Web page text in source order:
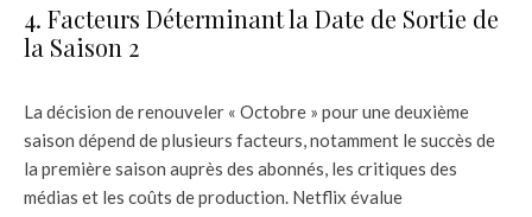
4. Facteurs Déterminant la Date de Sortie de
la Saison 2
La décision de renouveler « Octobre » pour une deuxième
saison dépend de plusieurs facteurs, notamment le succès de
la première saison auprès des abonnés, les critiques des
médias et les coûts de production. Netflix évalue